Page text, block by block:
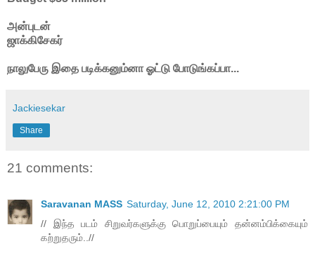
அன்புடன்
ஜாக்கிசேகர்
நாலுபேரு இதை படிக்கனும்னா ஓட்டு போடுங்கப்பா...
Jackiesekar
Share
21 comments:
Saravanan MASS Saturday, June 12, 2010 2:21:00 PM
// இந்த படம் சிறுவர்களுக்கு பொறுப்பையும் தன்னம்பிக்கையும்
கற்றுதரும்..//